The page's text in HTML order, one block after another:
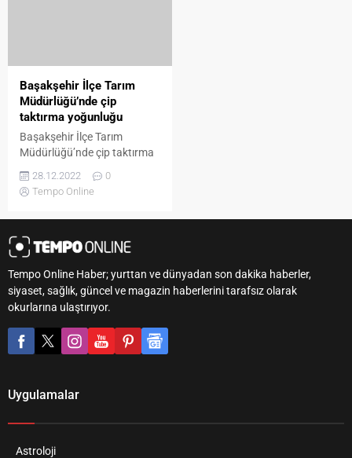
Başakşehir İlçe Tarım
Müdürlüğü’nde çip
taktırma yoğunluğu
Başakşehir İlçe Tarım
Müdürlüğü’nde çip taktırma
Evcil hayvanlara özel merkez
kalitesinde çip takma hizmeti
vatandaşların ve evcil
hayvanların kalabalıktan
bunalmaması için kurum
personeli azami özen
gösteriyor. Tarım ve Orman
Bakanlığı’nın dijital
kimliklendirme projesi
kapsamında 1 Ocak’a kadar
28.12.2022
0
Tempo Online
Tempo Online Haber; yurttan ve dünyadan son dakika haberler,
siyaset, sağlık, güncel ve magazin haberlerini tarafsız olarak
okurlarına ulaştırıyor.
Uygulamalar
Astroloji